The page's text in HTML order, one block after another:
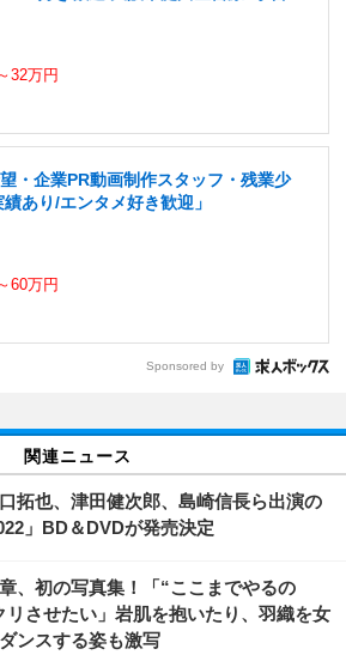
32万円
・企業PR動画制作スタッフ・残業少
あり/エンタメ好き歓迎」
60万円
Sponsored by
関連ニュース
拓也、津田健次郎、島崎信長ら出演の
」BD＆DVDが発売決定
、初の写真集！「“ここまでやるの
リさせたい」岩肌を抱いたり、羽織を女
ンスする姿も激写